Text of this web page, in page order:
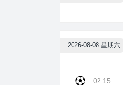
2026-08-08 星期六
02:15